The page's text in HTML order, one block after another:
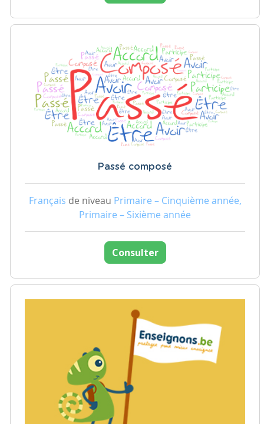
Passé composé
Français de niveau Primaire – Cinquième année,
Primaire – Sixième année
Consulter